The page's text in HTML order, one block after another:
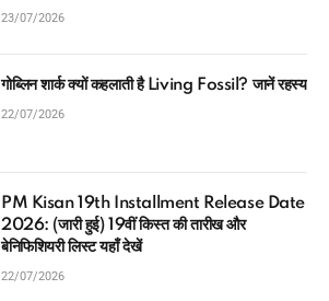
23/07/2026
गोब्लिन शार्क क्यों कहलाती है Living Fossil? जानें रहस्य
22/07/2026
PM Kisan 19th Installment Release Date
2026: (जारी हुई) 19वीं किस्त की तारीख और
बेनिफिशियरी लिस्ट यहाँ देखें
22/07/2026